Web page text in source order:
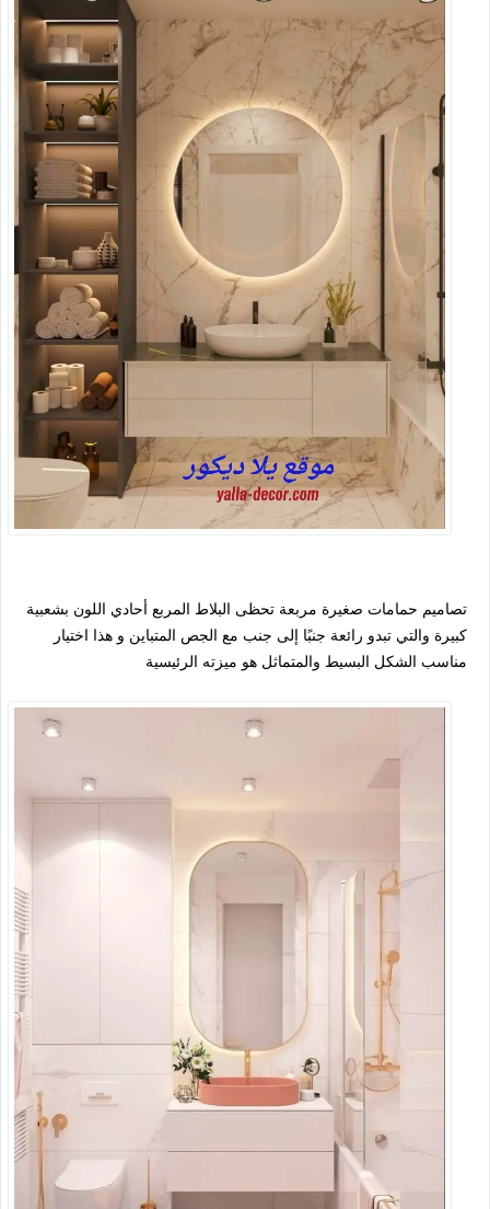
تصاميم حمامات صغيرة مربعة تحظى البلاط المربع أحادي اللون بشعبية
كبيرة والتي تبدو رائعة جنبًا إلى جنب مع الجص المتباين و هذا اختيار
مناسب الشكل البسيط والمتماثل هو ميزته الرئيسية